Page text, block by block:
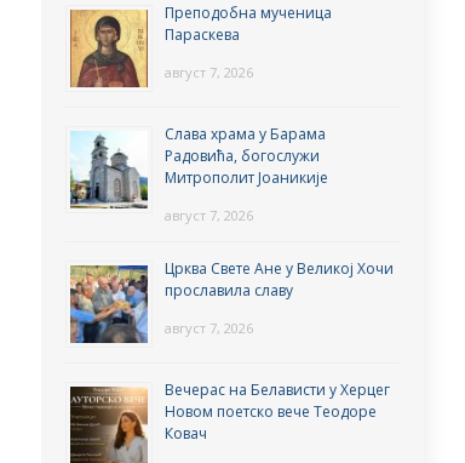
Преподобна мученица
Параскева
август 7, 2026
Слава храма у Барама
Радовића, богослужи
Митрополит Јоаникије
август 7, 2026
Црква Свете Ане у Великој Хочи
прославила славу
август 7, 2026
Вечерас на Белависти у Херцег
Новом поетско вече Теодоре
Ковач